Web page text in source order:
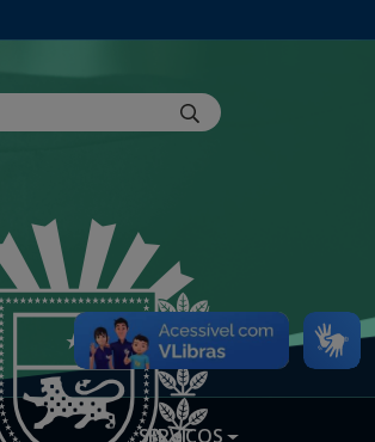
SERVIÇOS